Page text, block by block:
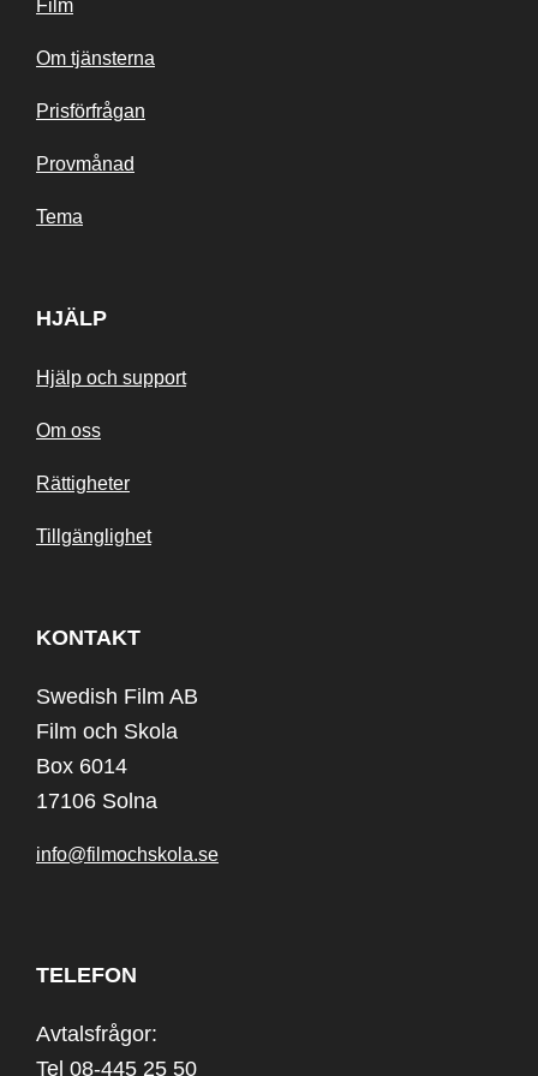
Film
Om tjänsterna
Prisförfrågan
Provmånad
Tema
HJÄLP
Hjälp och support
Om oss
Rättigheter
Tillgänglighet
KONTAKT
Swedish Film AB
Film och Skola
Box 6014
17106 Solna
info@filmochskola.se
TELEFON
Avtalsfrågor:
Tel 08-445 25 50